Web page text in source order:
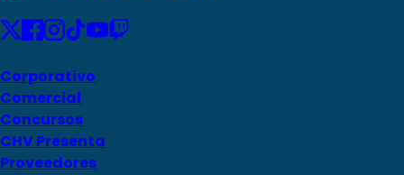
Corporativo
Comercial
Concursos
CHV Presenta
Proveedores